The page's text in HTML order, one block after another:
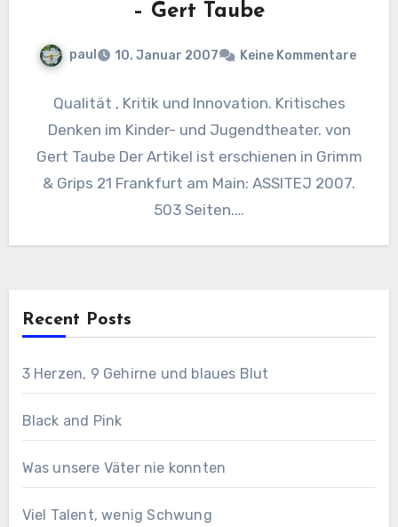
– Gert Taube
paul 10. Januar 2007 Keine Kommentare
Qualität , Kritik und Innovation. Kritisches
Denken im Kinder- und Jugendtheater. von
Gert Taube Der Artikel ist erschienen in Grimm
& Grips 21 Frankfurt am Main: ASSITEJ 2007.
503 Seiten.…
Recent Posts
3 Herzen, 9 Gehirne und blaues Blut
Black and Pink
Was unsere Väter nie konnten
Viel Talent, wenig Schwung